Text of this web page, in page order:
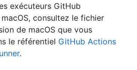
exécuteurs GitHub
consultez le fichier
de macOS que vous
le référentiel GitHub Actions
.